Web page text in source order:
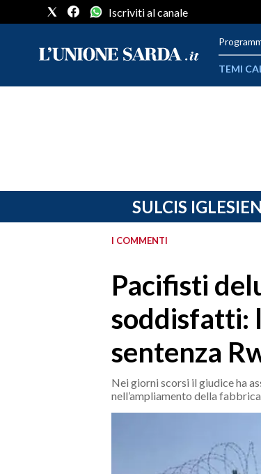
PROVINCIA DI CAGLIARI
Iscriviti al canale
TEMI
SULCIS
I COMMENTI
Pacifisti
soddisfatti:
sentenza
Nei giorni scorsi il giudice ha
nell’ampliamento della